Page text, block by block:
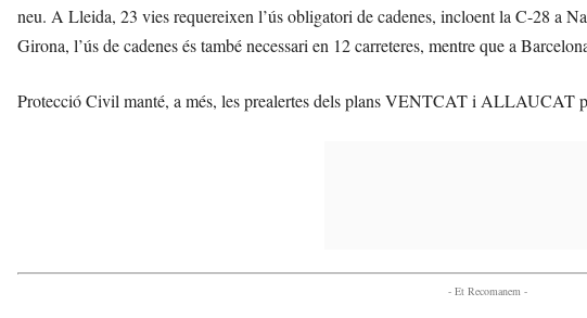
neu. A Lleida, 23 vies requereixen l’ús obligatori de cadenes, incloent la C-28 a
Girona, l’ús de cadenes és també necessari en 12 carreteres, mentre que a
Protecció Civil manté, a més, les prealertes dels plans VENTCAT i ALLAUCAT
- Et Recomanem -